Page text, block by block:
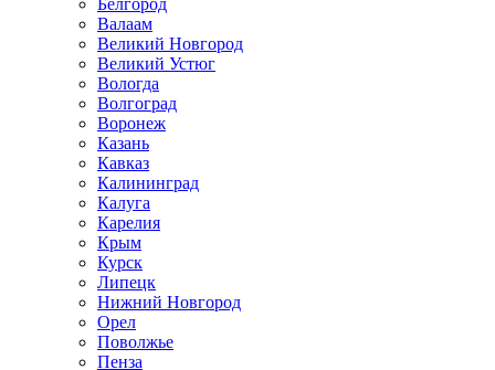
Белгород
Валаам
Великий Новгород
Великий Устюг
Вологда
Волгоград
Воронеж
Казань
Кавказ
Калининград
Калуга
Карелия
Крым
Курск
Липецк
Нижний Новгород
Орел
Поволжье
Пенза